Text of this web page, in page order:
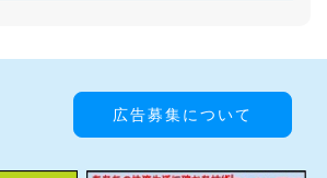
広告募集について